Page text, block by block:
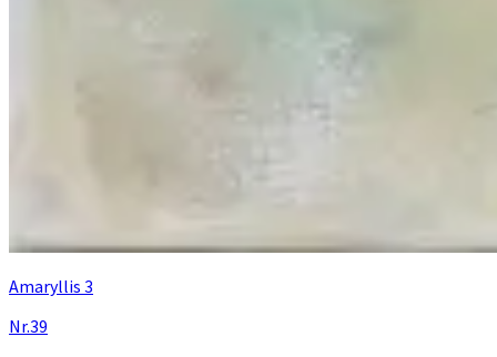
Amaryllis 3
Nr.39